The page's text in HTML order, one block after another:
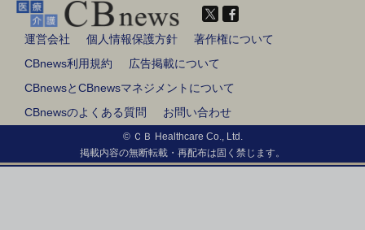
運営会社 個人情報保護方針
著作権について
CBnews利用規約
広告掲載について
CBnewsとCBnewsマネジメントについて
CBnewsのよくある質問
お問い合わせ
© ＣＢ Healthcare Co., Ltd.
掲載内容の無断転載・再配布は固く禁じます。